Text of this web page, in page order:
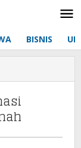
BISNIS